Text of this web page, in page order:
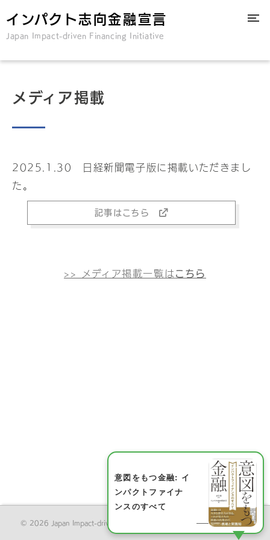
インパクト志向金融宣言
Japan Impact-driven Financing Initiative
メディア掲載
2025.1.30 日経新聞電子版に掲載いただきまし
た。
記事はこちら
>> メディア掲載一覧は こちら
© 2026 Japan Impact-driven Financing Initiative All Rights Reserved.
意図をもつ金融: イ
ンパクトファイナ
ンスのすべて